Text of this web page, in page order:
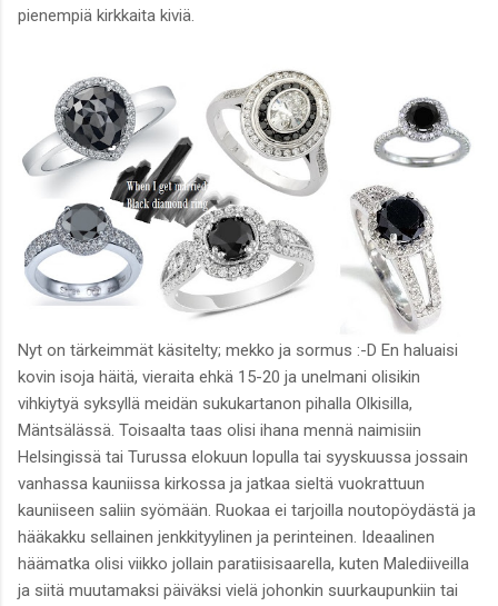
pienempiä kirkkaita kiviä.
Nyt on tärkeimmät käsitelty; mekko ja sormus :-D En haluaisi
kovin isoja häitä, vieraita ehkä 15-20 ja unelmani olisikin
vihkiytyä syksyllä meidän sukukartanon pihalla Olkisilla,
Mäntsälässä. Toisaalta taas olisi ihana mennä naimisiin
Helsingissä tai Turussa elokuun lopulla tai syyskuussa jossain
vanhassa kauniissa kirkossa ja jatkaa sieltä vuokrattuun
kauniiseen saliin syömään. Ruokaa ei tarjoilla noutopöydästä ja
hääkakku sellainen jenkkityylinen ja perinteinen. Ideaalinen
häämatka olisi viikko jollain paratiisisaarella, kuten Malediiveilla
ja siitä muutamaksi päiväksi vielä johonkin suurkaupunkiin tai